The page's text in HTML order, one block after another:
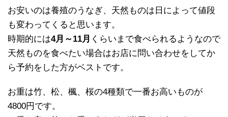
お安いのは養殖のうなぎ、天然ものは日によって値段
も変わってくると思います。
時期的には4月～11月 くらいまで食べられるようなので
天然ものを食べたい場合はお店に問い合わせをしてか
ら予約をした方がベストです。
お重は竹、松、楓、桜の4種類で一番お高いものが
4800円です。